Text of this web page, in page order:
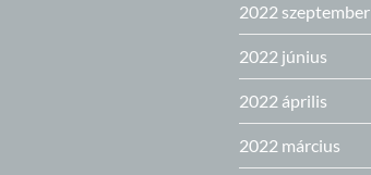
2022 szeptember
2022 június
2022 április
2022 március